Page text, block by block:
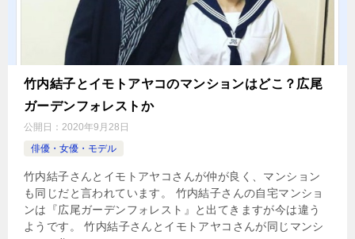
竹内結子とイモトアヤコのマンションはどこ？広尾
ガーデンフォレストか
公開日： 2020年9月28日
俳優・女優・モデル
竹内結子さんとイモトアヤコさんが仲が良く、マンション
も同じだと言われています。 竹内結子さんの自宅マンショ
ンは『広尾ガーデンフォレスト』と出てきますが今は違う
ようです。 竹内結子さんとイモトアヤコさんが同じマンシ